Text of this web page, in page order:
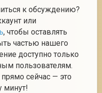
к обсуждению?
или
, чтобы оставлять
частью нашего
доступно только
пользователям.
сейчас — это
минут!